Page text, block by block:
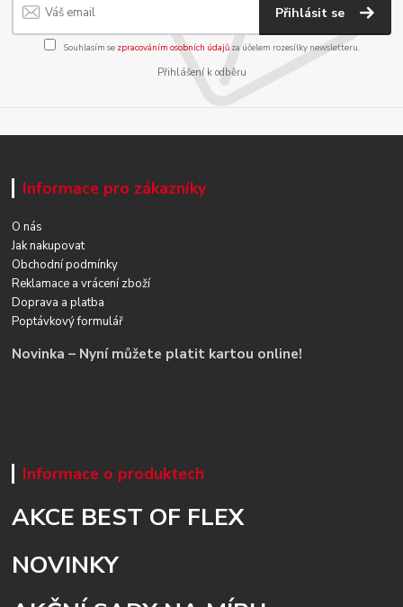
Přihlásit se
Souhlasím se zpracováním osobních údajůza účelem rozesílky newsletteru.
Přihlášení k odběru
Informace pro zákazníky
O nás
Jak nakupovat
Obchodní podmínky
Reklamace a vrácení zboží
Doprava a platba
Poptávkový formulář
Novinka – Nyní můžete platit kartou online!
Informace o produktech
AKCE BEST OF FLEX
NOVINKY